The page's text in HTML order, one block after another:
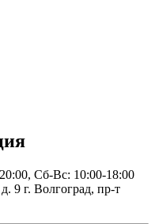
Сб-Вс: 10:00-18:00
9 г. Волгоград, пр-т